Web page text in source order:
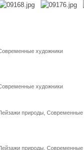
художники
художники
природы, Современные